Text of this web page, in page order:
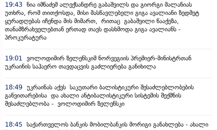
19:43 ნია იმნაძემ ალექსანდრე გაბაშვილს და გიორგი მალანიას
უთხრა, რომ თითქოსდა, მისი მასწავლებელი გიგა ავალიანი ზედმეტ
ყურადღებას იჩენდა მის მიმართ, რითაც გაბაშვილი წააქეზა,
თანამზრახველებთან ერთად თავს დასხმოდა გიგა ავალიანს -
პროკურატურა
19:01
ვოლოდიმირ ზელენსკიმ ნორვეგიის პრემიერ-მინისტრთან
უკრაინის საჰაერო თავდაცვის გაძლიერება განიხილა
18:49 უკრაინას აქვს საკუთარი ბალისტიკური შესაძლებლობების
განვითარებისა და ახალი ანტიბალისტიკური სისტემის შექმნის
შესაძლებლობა - ვოლოდიმირ ზელენსკი
18:45 საქართველოს ბანკის მობილბანკის მორიგი განახლება - ახალი